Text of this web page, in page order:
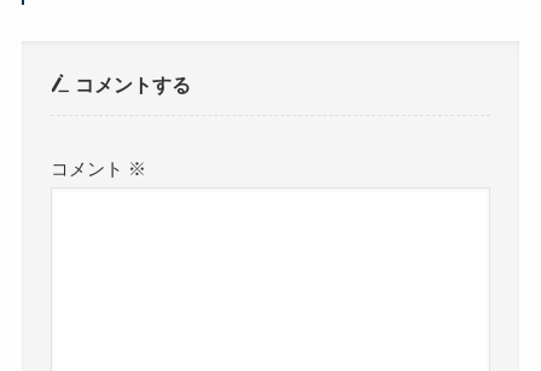
コメントする
コメント ※